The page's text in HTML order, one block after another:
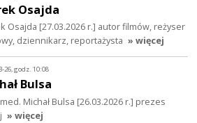
Osajda
Osajda [27.03.2026 r.] autor filmów, reżyser
dziennikarz, reportażysta » więcej
26, godz. 10:08
Bulsa
Michał Bulsa [26.03.2026 r.] prezes
» więcej